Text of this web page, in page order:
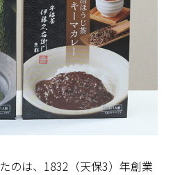
のは、1832（天保3）年創業